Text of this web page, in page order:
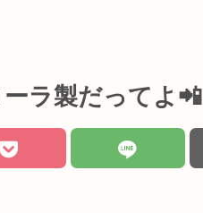
ラ製だってよ📲